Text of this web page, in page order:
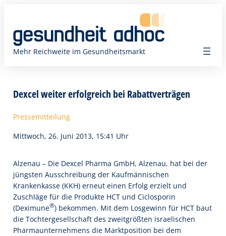
springen
Mehr Reichweite im Gesundheitsmarkt
Dexcel weiter erfolgreich bei Rabattverträgen
Pressemitteilung
Mittwoch, 26. Juni 2013, 15:41 Uhr
Alzenau – Die Dexcel Pharma GmbH, Alzenau, hat bei der
jüngsten Ausschreibung der Kaufmännischen
Krankenkasse (KKH) erneut einen Erfolg erzielt und
Zuschläge für die Produkte HCT und Ciclosporin
(Deximune®) bekommen. Mit dem Losgewinn für HCT baut
die Tochtergesellschaft des zweitgrößten israelischen
Pharmaunternehmens die Marktposition bei dem